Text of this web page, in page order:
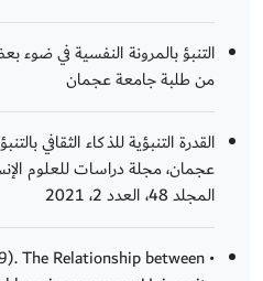
التنبؤ بالمرونة النفسية في
من طلبة جامعة عجمان
القدرة التنبؤية للذكاء الثقافي
عجمان، مجلة دراسات للعلوم
المجلد 48، العدد 2، 2021
The Relationship between